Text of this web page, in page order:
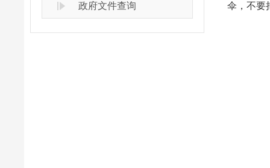
政府文件查询
伞，不要